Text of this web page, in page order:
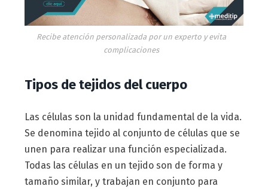
Recibe atención personalizada por un experto y evita
complicaciones
Tipos de tejidos del cuerpo
Las células son la unidad fundamental de la vida.
Se denomina tejido al conjunto de células que se
unen para realizar una función especializada.
Todas las células en un tejido son de forma y
tamaño similar, y trabajan en conjunto para